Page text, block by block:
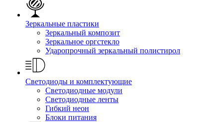
Зеркальные пластики
Зеркальный композит
Зеркальное оргстекло
Ударопрочный зеркальный полистирол
Светодиоды и комплектующие
Светодиодные модули
Светодиодные ленты
Гибкий неон
Блоки питания